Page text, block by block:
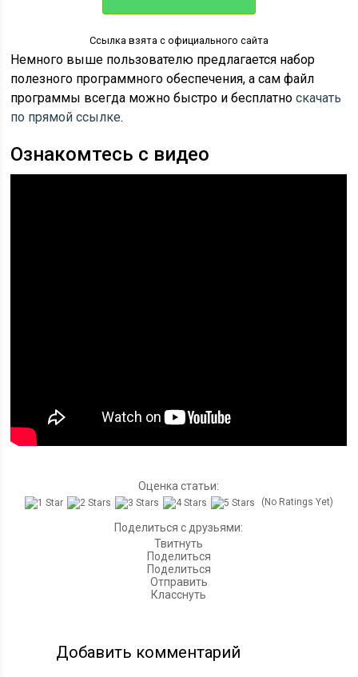
Ссылка взята с официального сайта
Немного выше пользователю предлагается набор
полезного программного обеспечения, а сам файл
программы всегда можно быстро и бесплатноскачать
по прямой ссылке.
Ознакомтесь с видео
Оценка статьи:
(No Ratings Yet)
Поделиться с друзьями:
Твитнуть
Поделиться
Поделиться
Отправить
Класснуть
Добавить комментарий